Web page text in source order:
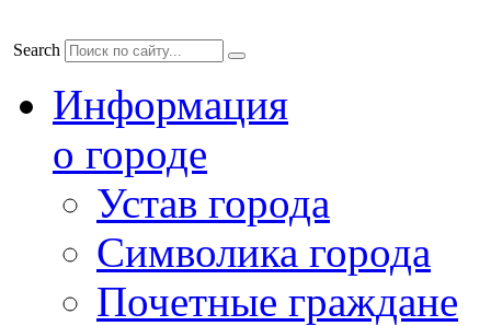
Search
Информация
о городе
Устав города
Символика города
Почетные граждане